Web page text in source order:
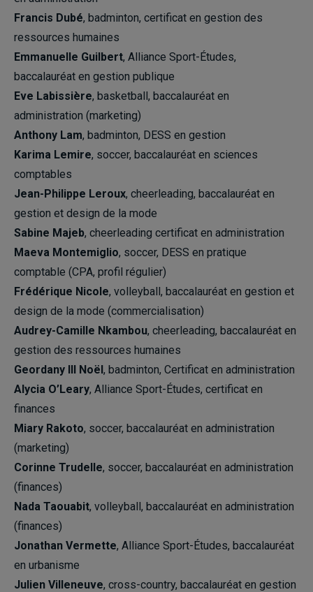
Francis Dubé, badminton, certificat en gestion des
ressources humaines
Emmanuelle Guilbert, Alliance Sport-Études,
baccalauréat en gestion publique
Eve Labissière, basketball, baccalauréat en
administration (marketing)
Anthony Lam, badminton, DESS en gestion
Karima Lemire, soccer, baccalauréat en sciences
comptables
Jean-Philippe Leroux, cheerleading, baccalauréat en
gestion et design de la mode
Sabine Majeb, cheerleading certificat en administration
Maeva Montemiglio, soccer, DESS en pratique
comptable (CPA, profil régulier)
Frédérique Nicole, volleyball, baccalauréat en gestion et
design de la mode (commercialisation)
Audrey-Camille Nkambou, cheerleading, baccalauréat en
gestion des ressources humaines
Geordany III Noël, badminton, Certificat en administration
Alycia O’Leary, Alliance Sport-Études, certificat en
finances
Miary Rakoto, soccer, baccalauréat en administration
(marketing)
Corinne Trudelle, soccer, baccalauréat en administration
(finances)
Nada Taouabit, volleyball, baccalauréat en administration
(finances)
Jonathan Vermette, Alliance Sport-Études, baccalauréat
en urbanisme
Julien Villeneuve, cross-country, baccalauréat en gestion